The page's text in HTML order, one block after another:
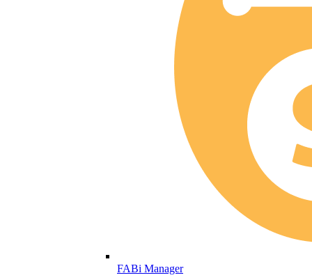
FABi Manager